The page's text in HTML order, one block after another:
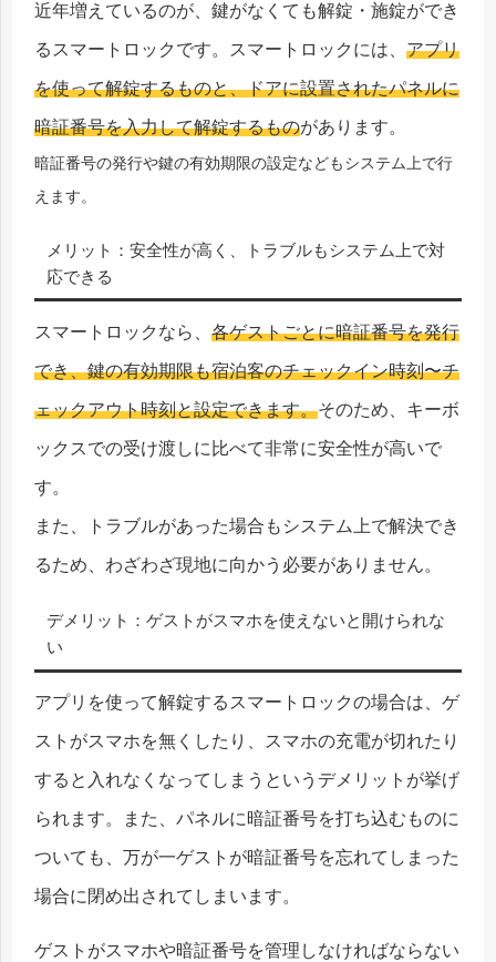
近年増えているのが、鍵がなくても解錠・施錠ができ
るスマートロックです。スマートロックには、アプリ
を使って解錠するものと、ドアに設置されたパネルに
暗証番号を入力して解錠するものがあります。
暗証番号の発行や鍵の有効期限の設定などもシステム上で行
えます。
メリット：安全性が高く、トラブルもシステム上で対
応できる
スマートロックなら、各ゲストごとに暗証番号を発行
でき、鍵の有効期限も宿泊客のチェックイン時刻〜チ
ェックアウト時刻と設定できます。そのため、キーボ
ックスでの受け渡しに比べて非常に安全性が高いで
す。
また、トラブルがあった場合もシステム上で解決でき
るため、わざわざ現地に向かう必要がありません。
デメリット：ゲストがスマホを使えないと開けられな
い
アプリを使って解錠するスマートロックの場合は、ゲ
ストがスマホを無くしたり、スマホの充電が切れたり
すると入れなくなってしまうというデメリットが挙げ
られます。また、パネルに暗証番号を打ち込むものに
ついても、万が一ゲストが暗証番号を忘れてしまった
場合に閉め出されてしまいます。
ゲストがスマホや暗証番号を管理しなければならない